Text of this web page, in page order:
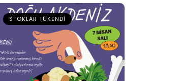
STOKLAR TÜKENDI